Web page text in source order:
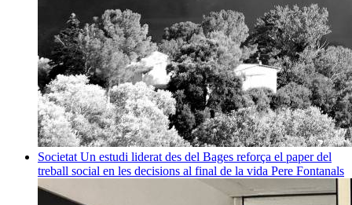
Societat Un estudi liderat des del Bages reforça el paper del
treball social en les decisions al final de la vida Pere Fontanals